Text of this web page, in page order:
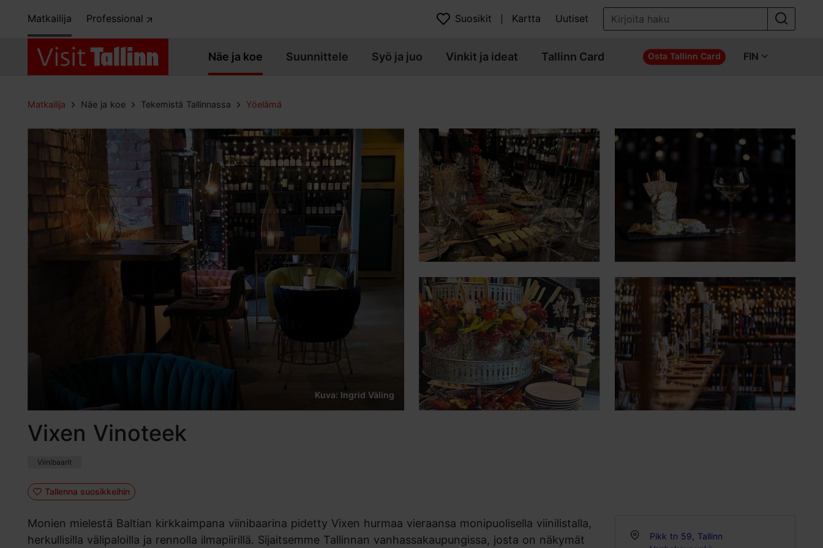
Matkailija Professional Suosikit Kartta Uutiset
Näe ja koe Suunnittele Syö ja juo Vinkit ja ideat Tallinn Card Osta Tallinn Card FIN
Matkailija Näe ja koe Tekemistä Tallinnassa Yöelämä
Kuva: Ingrid Väling
Vixen Vinoteek
Viinibaarit
Tallenna suosikkeihin
Monien mielestä Baltian kirkkaimpana viinibaarina pidetty Vixen hurmaa vieraansa monipuolisella viinilistalla,
herkullisilla välipaloilla ja rennolla ilmapiirillä. Sijaitsemme Tallinnan vanhassakaupungissa, josta on näkymät
Pikk tn 59, Tallinn